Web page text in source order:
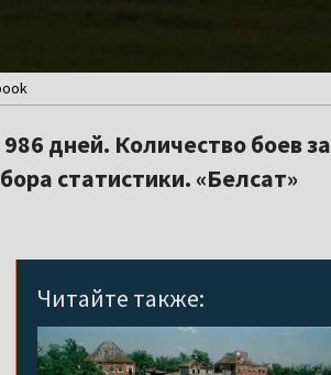
дней. Количество боев за
статистики. «Белсат»
Читайте также: